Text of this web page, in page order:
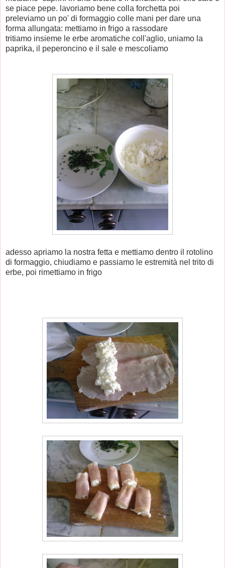
se piace pepe. lavoriamo bene colla forchetta poi
preleviamo un po' di formaggio colle mani per dare una
forma allungata: mettiamo in frigo a rassodare
tritiamo insieme le erbe aromatiche coll'aglio, uniamo la
paprika, il peperoncino e il sale e mescoliamo
adesso apriamo la nostra fetta e mettiamo dentro il rotolino
di formaggio, chiudiamo e passiamo le estremità nel trito di
erbe, poi rimettiamo in frigo